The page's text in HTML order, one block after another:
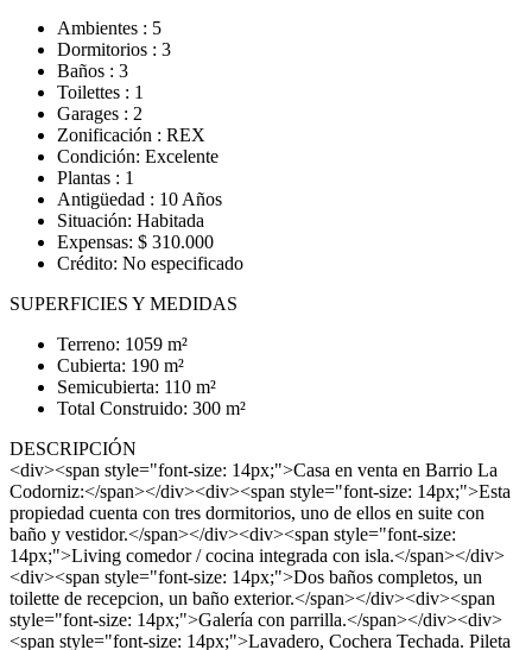
Ambientes : 5
Dormitorios : 3
Baños : 3
Toilettes : 1
Garages : 2
Zonificación : REX
Condición: Excelente
Plantas : 1
Antigüedad : 10 Años
Situación: Habitada
Expensas: $ 310.000
Crédito: No especificado
SUPERFICIES Y MEDIDAS
Terreno: 1059 m²
Cubierta: 190 m²
Semicubierta: 110 m²
Total Construido: 300 m²
DESCRIPCIÓN
<div><span style="font-size: 14px;">Casa en venta en Barrio La
Codorniz:</span></div><div><span style="font-size: 14px;">Esta
propiedad cuenta con tres dormitorios, uno de ellos en suite con
baño y vestidor.</span></div><div><span style="font-size:
14px;">Living comedor / cocina integrada con isla.</span></div>
<div><span style="font-size: 14px;">Dos baños completos, un
toilette de recepcion, un baño exterior.</span></div><div><span
style="font-size: 14px;">Galería con parrilla.</span></div><div>
<span style="font-size: 14px;">Lavadero, Cochera Techada. Pileta